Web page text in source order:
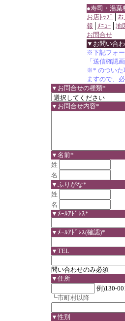
●寿司・湯
お店ﾄｯﾌﾟ
報
ﾒﾆｭｰ
地
お問合せ
▼お問い合
※下記フォ
「送信確認
※* のついた
ますので、
▼お問合せの種類*
▼お問合せ内容*
▼名前*
姓
名
▼ふりがな*
姓
名
▼ﾒｰﾙｱﾄﾞﾚｽ*
▼ﾒｰﾙｱﾄﾞﾚｽ(確認)*
▼TEL
問い合わせのみ必須
▼住所
例)130-
┗市町村以降
▼性別